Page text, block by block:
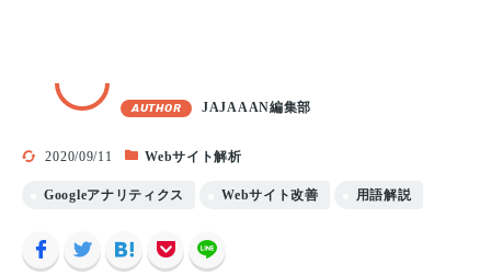
AUTHOR JAJAAAN編集部
2020/09/11 Webサイト解析
Googleアナリティクス Webサイト改善 用語解説